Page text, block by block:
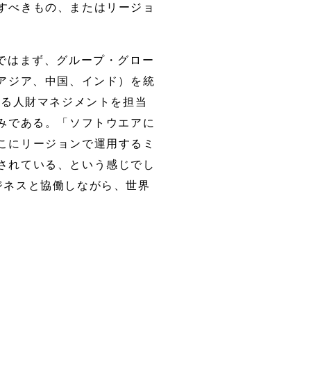
べきもの、またはリージョ
はまず、グループ・グロー
ジア、中国、インド）を統
人財マネジメントを担当
である。「ソフトウエアに
リージョンで運用するミ
れている、という感じでし
スと協働しながら、世界